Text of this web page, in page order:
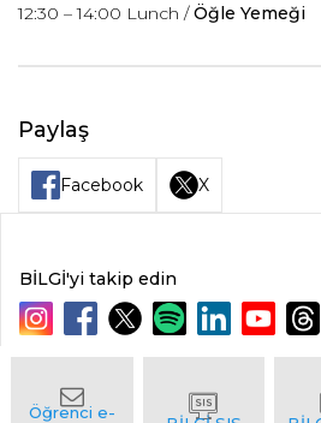
12:30 – 14:00 Lunch /Öğle Yemeği
Paylaş
Facebook X
BİLGİ'yi takip edin